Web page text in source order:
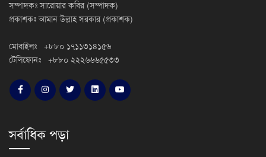
সম্পাদকঃ সারোয়ার কবির (সম্পাদক)
প্রকাশকঃ আমান উল্লাহ সরকার (প্রকাশক)
মোবাইলঃ +৮৮০ ১৭১১৩১৪১৫৬
টেলিফোনঃ +৮৮০ ২২২৬৬৬৫৫৩৩
সর্বাধিক পড়া